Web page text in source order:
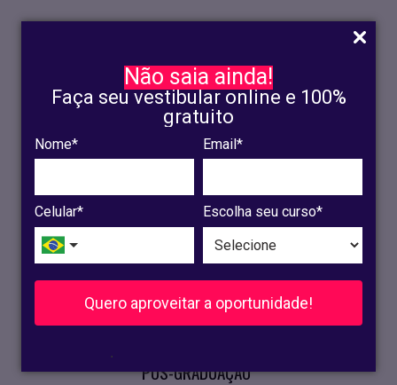
Não saia ainda!
Faça seu vestibular online e 100%
gratuito
Nome* Email*
Celular* Escolha seu curso*
Quero aproveitar a oportunidade!
.
INSCRIÇÃO
OLINDA
RECIFE
VESTIBULAR
CURSOS PRESENCIAIS
PÓS-GRADUAÇÃO